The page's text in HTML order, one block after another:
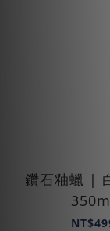
鑽石釉蠟 |